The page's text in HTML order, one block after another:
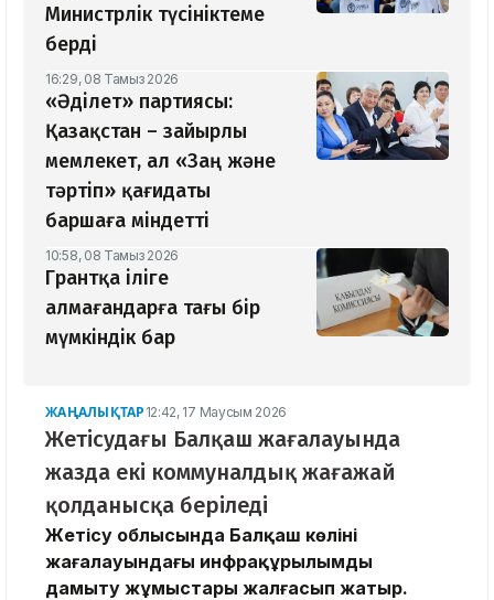
Министрлік түсініктеме
берді
16:29, 08 Тамыз 2026
«Әділет» партиясы:
Қазақстан – зайырлы
мемлекет, ал «Заң және
тәртіп» қағидаты
баршаға міндетті
10:58, 08 Тамыз 2026
Грантқа іліге
алмағандарға тағы бір
мүмкіндік бар
ЖАҢАЛЫҚТАР 12:42, 17 Маусым 2026
Жетісудағы Балқаш жағалауында
жазда екі коммуналдық жағажай
қолданысқа беріледі
Жетісу облысында Балқаш көлінің
жағалауындағы инфрақұрылымды
дамыту жұмыстары жалғасып жатыр.